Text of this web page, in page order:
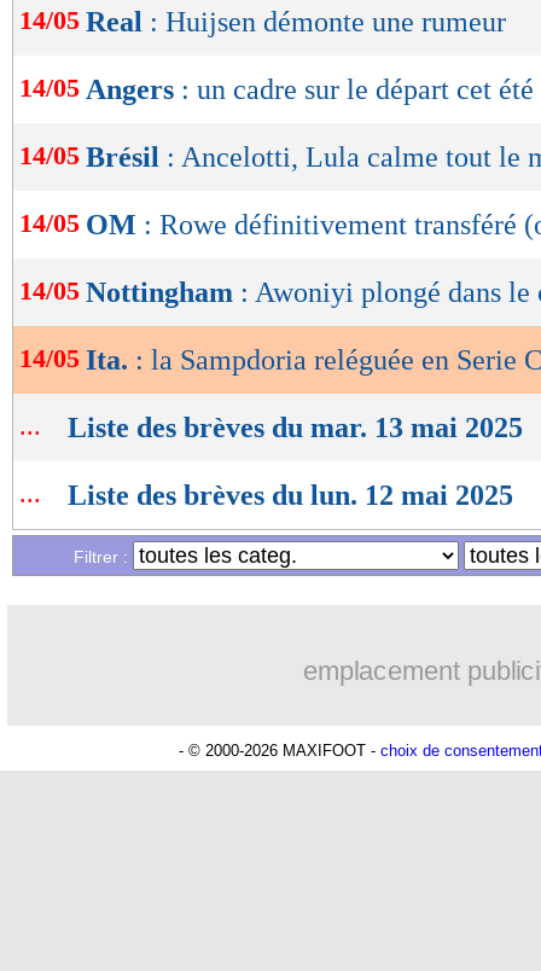
de
OK
14/05 Real : Huijsen démonte une rumeur
14/05 Angers : un cadre sur le départ cet été
14/05 Brésil : Ancelotti, Lula calme tout le
14/05 OM : Rowe définitivement transféré
14/05 Nottingham : Awoniyi plongé dans le
14/05 Ita. : la Sampdoria reléguée en Serie
... Liste des brèves du mar. 13 mai 2025
... Liste des brèves du lun. 12 mai 2025
Filtrer :
emplacement
- © 2000-2026 MAXIFOOT - choix de